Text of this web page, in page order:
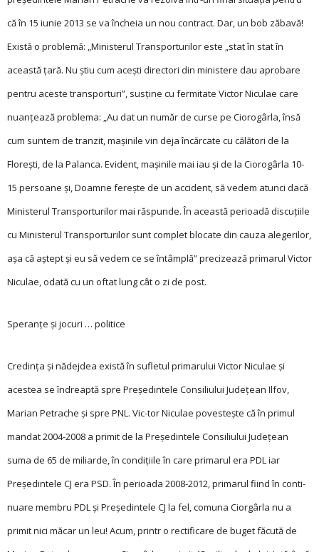
că în 15 iunie 2013 se va încheia un nou contract. Dar, un bob zăbavă!
Există o problemă: „Ministerul Transporturilor este „stat în stat în
această ţară. Nu ştiu cum aceşti directori din ministere dau aprobare
pentru aceste transporturi”, susţine cu fermitate Victor Niculae care
nuanţează problema: „Au dat un număr de ­curse pe Ciorogârla, însă
cum suntem de tranzit, maşinile vin deja încărcate cu călători de la
Floreşti, de la Palanca. Evident, maşinile mai iau şi de la Ciorogârla 10-
15 persoane şi, Doamne fereşte de un accident, să vedem atunci dacă
Ministerul Transporturilor mai răspunde. În această perioadă discuţiile
cu Ministerul Transporturilor sunt complet blocate din cauza alegerilor,
aşa că aştept şi eu să vedem ce se întâmplă” precizează primarul Victor
Niculae, odată cu un oftat lung cât o zi de post.
Speranţe și jocuri … politice
Credinţa şi nădejdea există în sufletul primarului Victor Niculae şi
acestea se îndreaptă spre Preşedintele Consiliului Judeţean Ilfov,
Marian Petrache şi spre PNL. Vic-tor Niculae povesteşte că în primul
mandat 2004-2008 a primit de la Preşedintele Consiliului Judeţean
suma de 65 de miliarde, în condiţiile în care primarul era PDL iar
Preşedintele CJ era PSD. În perioada 2008-2012, primarul fiind în conti­
nuare membru PDL şi Preşedintele CJ la fel, comuna Ciorgârla nu a
primit nici măcar un leu! Acum, printr o rectificare de buget făcută de